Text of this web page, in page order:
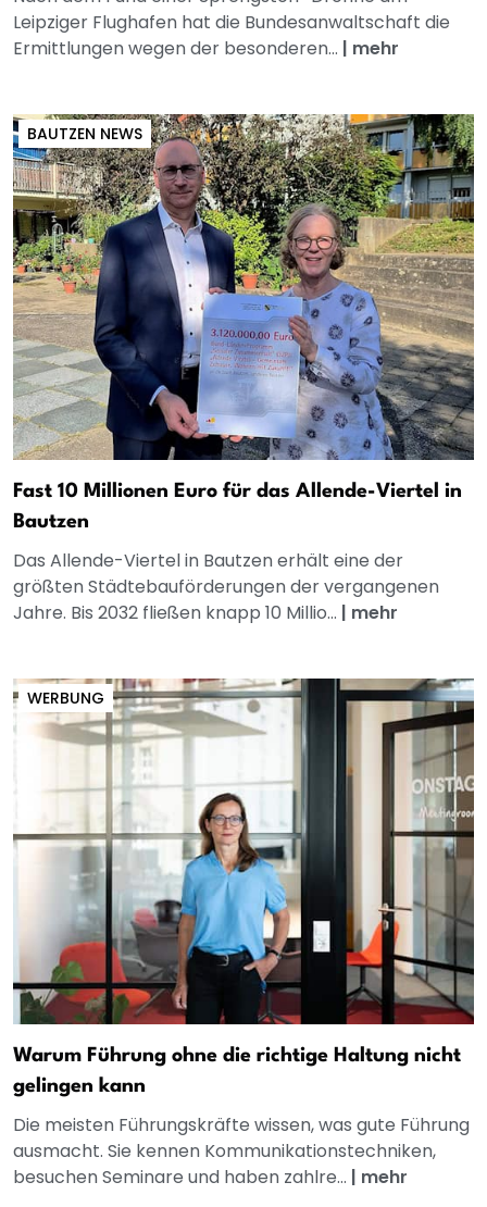
Leipziger Flughafen hat die Bundesanwaltschaft die
Ermittlungen wegen der besonderen... | mehr
BAUTZEN NEWS
Fast 10 Millionen Euro für das Allende-Viertel in
Bautzen
Das Allende-Viertel in Bautzen erhält eine der
größten Städtebauförderungen der vergangenen
Jahre. Bis 2032 fließen knapp 10 Millio... | mehr
WERBUNG
Warum Führung ohne die richtige Haltung nicht
gelingen kann
Die meisten Führungskräfte wissen, was gute Führung
ausmacht. Sie kennen Kommunikationstechniken,
besuchen Seminare und haben zahlre... | mehr